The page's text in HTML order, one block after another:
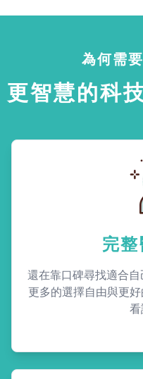
為何需
更智慧的科
完
還在靠口碑尋找適合
更多的選擇自由與更
看